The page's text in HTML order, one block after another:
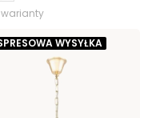
WYSYŁKA